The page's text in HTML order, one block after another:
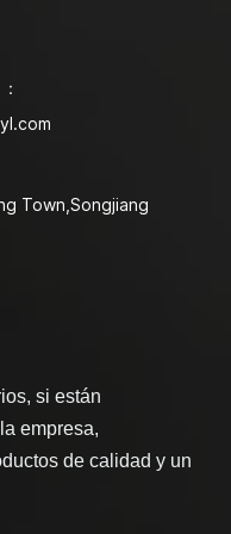
Town,Songjiang
si están
empresa,
de calidad y un